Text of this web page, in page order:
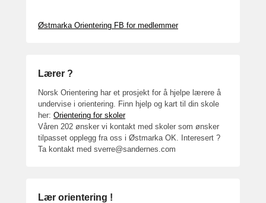
iØstmarka Orientering FB for medlemmer
Lærer ?
Norsk Orientering har et prosjekt for å hjelpe lærere å
undervise i orientering. Finn hjelp og kart til din skole
her: Orientering for skoler
Våren 202 ønsker vi kontakt med skoler som ønsker
tilpasset opplegg fra oss i Østmarka OK. Interesert ?
Ta kontakt med sverre@sandernes.com
Lær orientering !